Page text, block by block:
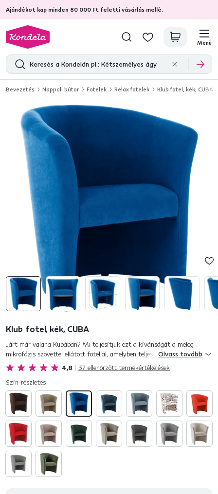
Ajándékot kap minden 80 000 Ft feletti vásárlás mellé.
4,7 31 285 ellenőrzött termékértékelések
Menü
Bevezetés Nappali bútor Fotelek Relax fotelek Klub fotel, kék, CUBA
Klub fotel, kék, CUBA
4,8 37 ellenőrzött termékértékelések
Járt már valaha Kubában? Mi teljesítjük ezt a kívánságát a meleg
mikrofázis szövettel ellátott fotellal, amelyben teljes mértékben élvezheti
a pihenést és relaxációt. A fotel varázslatos kék s...
Olvass tovább
Szín-részletes